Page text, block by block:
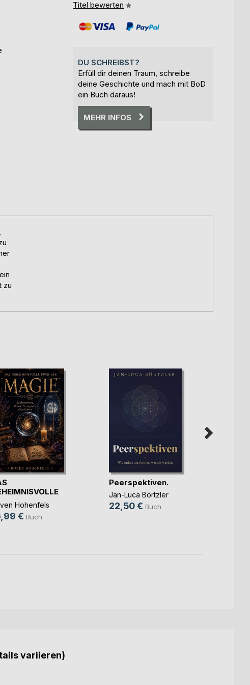
Titel bewerten
DU SCHREIBST?
Erfüll dir deinen Traum, schreibe
deine Geschichte und mach mit BoD
ein Buch daraus!
MEHR INFOS
zu
DER MAGIE
Hohenfels
€ Buch
Peerspektiven.
Jan-Luca Börtzler
22,50 € Buch
variieren)